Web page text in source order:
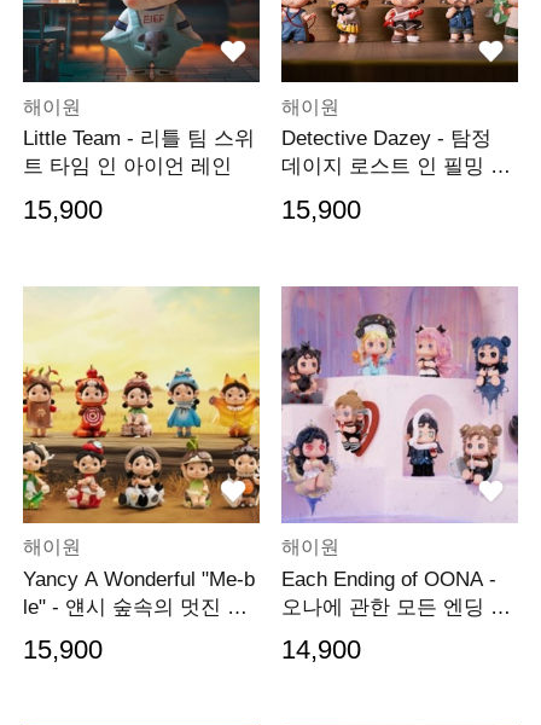
해이원
Little Team - 리틀 팀 스위
트 타임 인 아이언 레인
15,900
해이원
Detective Dazey - 탐정
데이지 로스트 인 필밍 사
15,900
해이원
Yancy A Wonderful "Me-b
le" - 얜시 숲속의 멋진 우
화 시리즈
15,900
해이원
Each Ending of OONA -
오나에 관한 모든 엔딩 시
리즈
14,900